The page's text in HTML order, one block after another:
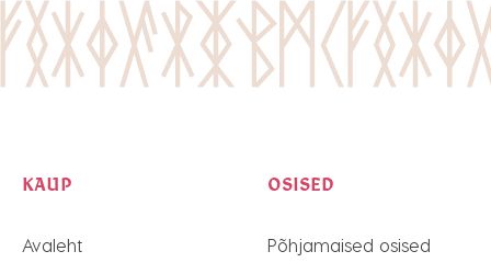
KAUP
Avaleht
OSISED
Põhjamaised osised